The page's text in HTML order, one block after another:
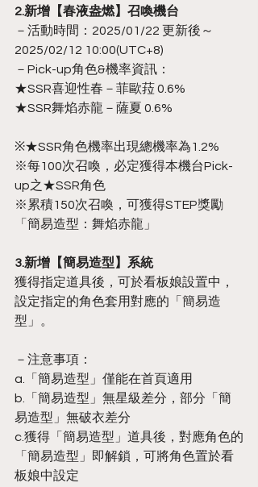
2.新增【春液盎燃】召喚機台
－活動時間：2025/01/22 更新後～
2025/02/12 10:00(UTC+8)
－Pick-up角色&機率資訊：
★SSR喜迎性春－菲歐菈 0.6%
★SSR舞焰赤龍－薩夏 0.6%
※★SSR角色機率出現總機率為1.2%
※每100次召喚，必定獲得本機台Pick-
up之★SSR角色
※累積150次召喚，可獲得STEP獎勵
「簡易造型：舞焰赤龍」
3.新增【簡易造型】系統
獲得指定道具後，可於看板娘設置中，
設定指定的角色套用對應的「簡易造
型」。
－注意事項：
a.「簡易造型」僅能在首頁適用
b.「簡易造型」無星級差分，部分「簡
易造型」無破衣差分
c.獲得「簡易造型」道具後，對應角色的
「簡易造型」即解鎖，可將角色置於看
板娘中設定